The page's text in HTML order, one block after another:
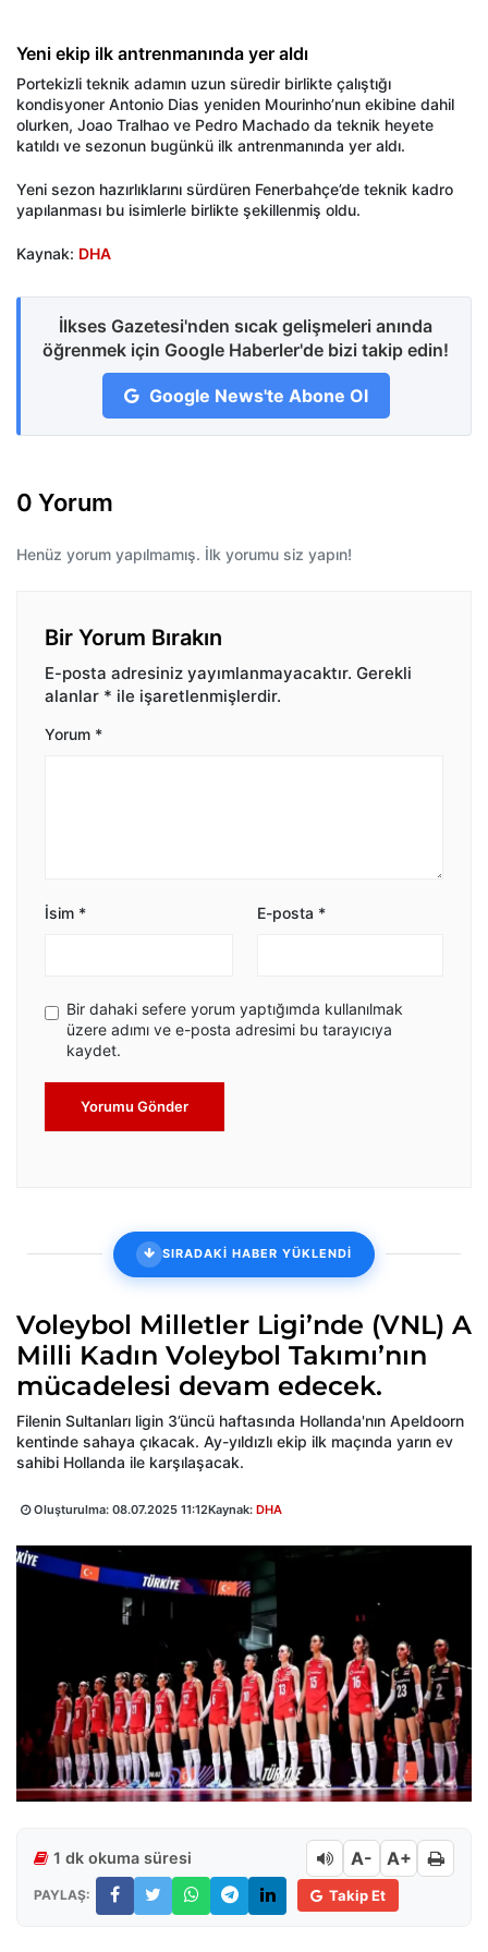
Yeni ekip ilk antrenmanında yer aldı
Portekizli teknik adamın uzun süredir birlikte çalıştığı
kondisyoner Antonio Dias yeniden Mourinho’nun ekibine dahil
olurken, Joao Tralhao ve Pedro Machado da teknik heyete
katıldı ve sezonun bugünkü ilk antrenmanında yer aldı.
Yeni sezon hazırlıklarını sürdüren Fenerbahçe’de teknik kadro
yapılanması bu isimlerle birlikte şekillenmiş oldu.
Kaynak: DHA
İlkses Gazetesi'nden sıcak gelişmeleri anında
öğrenmek için Google Haberler'de bizi takip edin!
Google News'te Abone Ol
0 Yorum
Henüz yorum yapılmamış. İlk yorumu siz yapın!
Bir Yorum Bırakın
E-posta adresiniz yayımlanmayacaktır. Gerekli
alanlar * ile işaretlenmişlerdir.
Yorum *
İsim * E-posta *
Bir dahaki sefere yorum yaptığımda kullanılmak
üzere adımı ve e-posta adresimi bu tarayıcıya
kaydet.
Yorumu Gönder
SIRADAKİ HABER YÜKLENDİ
Voleybol Milletler Ligi’nde (VNL) A
Milli Kadın Voleybol Takımı’nın
mücadelesi devam edecek.
Filenin Sultanları ligin 3’üncü haftasında Hollanda'nın Apeldoorn
kentinde sahaya çıkacak. Ay-yıldızlı ekip ilk maçında yarın ev
sahibi Hollanda ile karşılaşacak.
Oluşturulma: 08.07.2025 11:12Kaynak: DHA
1 dk okuma süresi A- A+
PAYLAŞ: Takip Et